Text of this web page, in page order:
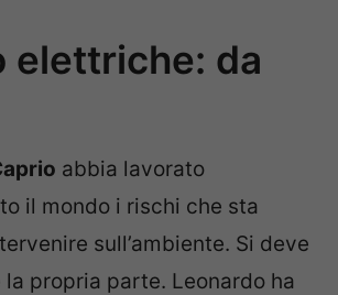
elettriche: da
abbia lavorato
il mondo i rischi che sta
sull’ambiente. Si deve
propria parte. Leonardo ha